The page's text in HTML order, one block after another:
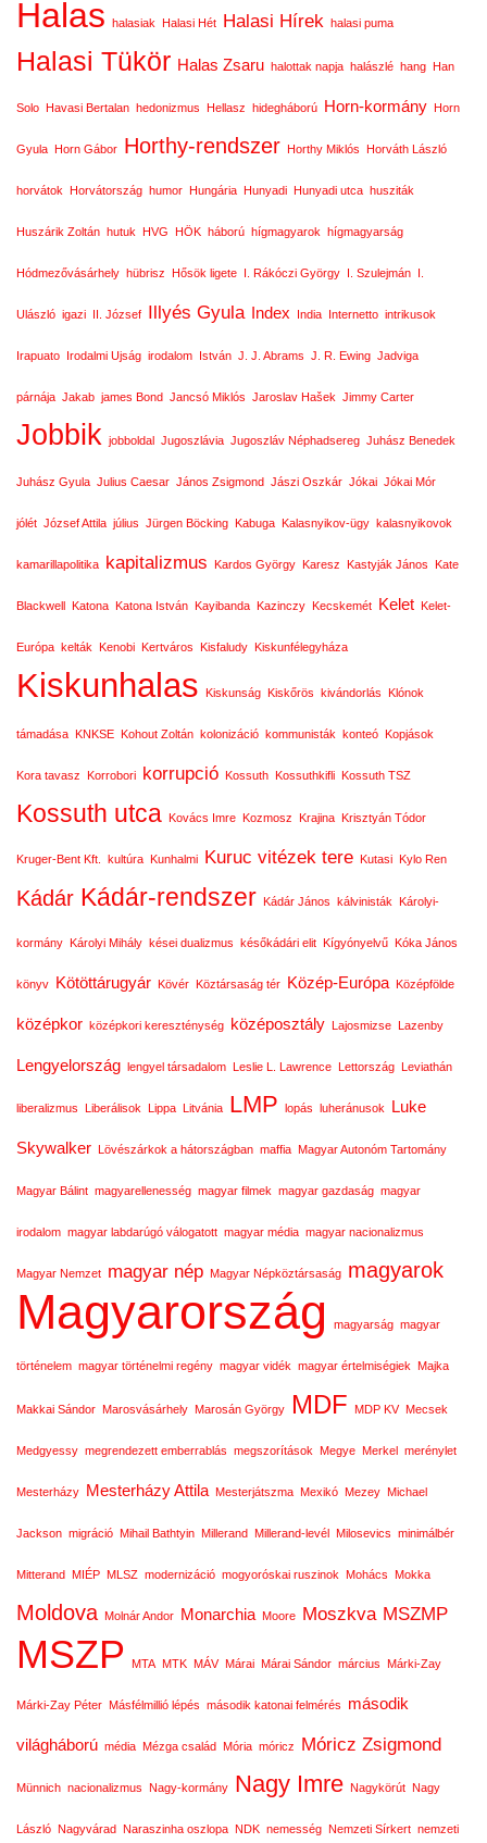
Halas halasiak Halasi Hét Halasi Hírek halasi puma
Halasi Tükör Halas Zsaru halottak napja halászlé hang Han
Solo Havasi Bertalan hedonizmus Hellasz hidegháború Horn-kormány Horn
Gyula Horn Gábor Horthy-rendszer Horthy Miklós Horváth László
horvátok Horvátország humor Hungária Hunyadi Hunyadi utca husziták
Huszárik Zoltán hutuk HVG HÖK háború hígmagyarok hígmagyarság
Hódmezővásárhely hübrisz Hősök ligete I. Rákóczi György I. Szulejmán I.
Ulászló igazi II. József Illyés Gyula Index India Internetto intrikusok
Irapuato Irodalmi Ujság irodalom István J. J. Abrams J. R. Ewing Jadviga
párnája Jakab james Bond Jancsó Miklós Jaroslav Hašek Jimmy Carter
Jobbik jobboldal Jugoszlávia Jugoszláv Néphadsereg Juhász Benedek
Juhász Gyula Julius Caesar János Zsigmond Jászi Oszkár Jókai Jókai Mór
jólét József Attila július Jürgen Böcking Kabuga Kalasnyikov-ügy kalasnyikovok
kamarillapolitika kapitalizmus Kardos György Karesz Kastyják János Kate
Blackwell Katona Katona István Kayibanda Kazinczy Kecskemét Kelet Kelet-
Európa kelták Kenobi Kertváros Kisfaludy Kiskunfélegyháza
Kiskunhalas Kiskunság Kiskőrös kivándorlás Klónok
támadása KNKSE Kohout Zoltán kolonizáció kommunisták konteó Kopjások
Kora tavasz Korrobori korrupció Kossuth Kossuthkifli Kossuth TSZ
Kossuth utca Kovács Imre Kozmosz Krajina Krisztyán Tódor
Kruger-Bent Kft. kultúra Kunhalmi Kuruc vitézek tere Kutasi Kylo Ren
Kádár Kádár-rendszer Kádár János kálvinisták Károlyi-
kormány Károlyi Mihály kései dualizmus későkádári elit Kígyónyelvű Kóka János
könyv Kötöttárugyár Kövér Köztársaság tér Közép-Európa Középfölde
középkor középkori kereszténység középosztály Lajosmizse Lazenby
Lengyelország lengyel társadalom Leslie L. Lawrence Lettország Leviathán
liberalizmus Liberálisok Lippa Litvánia LMP lopás luheránusok Luke
Skywalker Lövészárkok a hátországban maffia Magyar Autonóm Tartomány
Magyar Bálint magyarellenesség magyar filmek magyar gazdaság magyar
irodalom magyar labdarúgó válogatott magyar média magyar nacionalizmus
Magyar Nemzet magyar nép Magyar Népköztársaság magyarok
Magyarország magyarság magyar
történelem magyar történelmi regény magyar vidék magyar értelmiségiek Majka
Makkai Sándor Marosvásárhely Marosán György MDF MDP KV Mecsek
Medgyessy megrendezett emberrablás megszorítások Megye Merkel merénylet
Mesterházy Mesterházy Attila Mesterjátszma Mexikó Mezey Michael
Jackson migráció Mihail Bathtyin Millerand Millerand-levél Milosevics minimálbér
Mitterand MIÉP MLSZ modernizáció mogyoróskai ruszinok Mohács Mokka
Moldova Molnár Andor Monarchia Moore Moszkva MSZMP
MSZP MTA MTK MÁV Márai Márai Sándor március Márki-Zay
Márki-Zay Péter Másfélmillió lépés második katonai felmérés második
világháború média Mézga család Mória móricz Móricz Zsigmond
Münnich nacionalizmus Nagy-kormány Nagy Imre Nagykörút Nagy
László Nagyvárad Naraszinha oszlopa NDK nemesség Nemzeti Sírkert nemzeti